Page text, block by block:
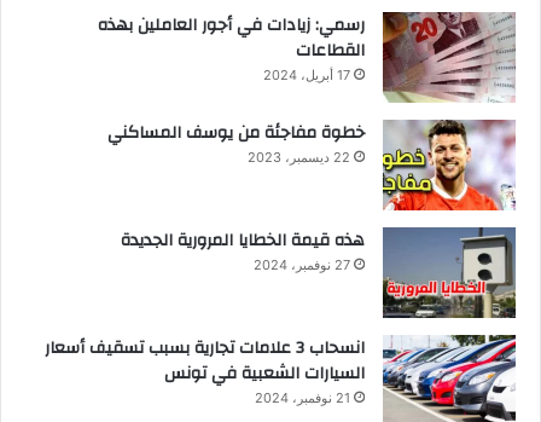
رسمي: زيادات في أجور العاملين بهذه
القطاعات
17 أبريل، 2024
خطوة مفاجئة من يوسف المساكني
22 ديسمبر، 2023
هذه قيمة الخطايا المرورية الجديدة
27 نوفمبر، 2024
انسحاب 3 علامات تجارية بسبب تسقيف أسعار
السيارات الشعبية في تونس
21 نوفمبر، 2024